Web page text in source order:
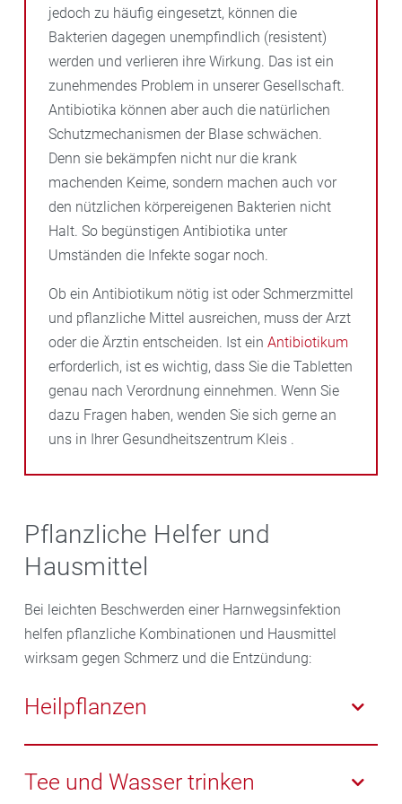
jedoch zu häufig eingesetzt, können die
Bakterien dagegen unempfindlich (resistent)
werden und verlieren ihre Wirkung. Das ist ein
zunehmendes Problem in unserer Gesellschaft.
Antibiotika können aber auch die natürlichen
Schutzmechanismen der Blase schwächen.
Denn sie bekämpfen nicht nur die krank
machenden Keime, sondern machen auch vor
den nützlichen körpereigenen Bakterien nicht
Halt. So begünstigen Antibiotika unter
Umständen die Infekte sogar noch.
Ob ein Antibiotikum nötig ist oder Schmerzmittel
und pflanzliche Mittel ausreichen, muss der Arzt
oder die Ärztin entscheiden. Ist ein Antibiotikum
erforderlich, ist es wichtig, dass Sie die Tabletten
genau nach Verordnung einnehmen. Wenn Sie
dazu Fragen haben, wenden Sie sich gerne an
uns in Ihrer Gesundheitszentrum Kleis .
Pflanzliche Helfer und
Hausmittel
Bei leichten Beschwerden einer Harnwegsinfektion
helfen pflanzliche Kombinationen und Hausmittel
wirksam gegen Schmerz und die Entzündung:
Heilpflanzen
Pflanzliche Präparate enthalten zum Beispiel
Rosmarin, Tausendgüldenkraut und Liebstöckel. Die
Tee und Wasser trinken